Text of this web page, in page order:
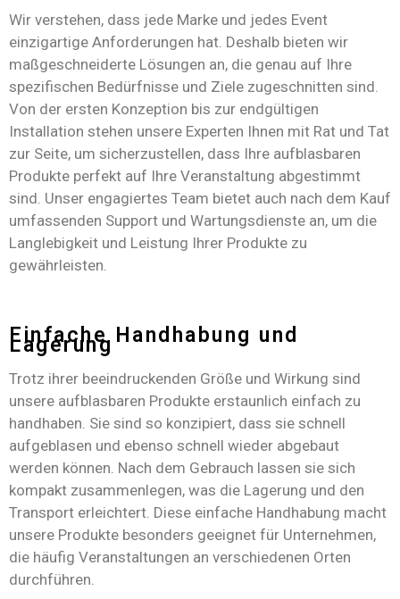
Wir verstehen, dass jede Marke und jedes Event
einzigartige Anforderungen hat. Deshalb bieten wir
maßgeschneiderte Lösungen an, die genau auf Ihre
spezifischen Bedürfnisse und Ziele zugeschnitten sind.
Von der ersten Konzeption bis zur endgültigen
Installation stehen unsere Experten Ihnen mit Rat und Tat
zur Seite, um sicherzustellen, dass Ihre aufblasbaren
Produkte perfekt auf Ihre Veranstaltung abgestimmt
sind. Unser engagiertes Team bietet auch nach dem Kauf
umfassenden Support und Wartungsdienste an, um die
Langlebigkeit und Leistung Ihrer Produkte zu
gewährleisten.
Einfache Handhabung und
Lagerung
Trotz ihrer beeindruckenden Größe und Wirkung sind
unsere aufblasbaren Produkte erstaunlich einfach zu
handhaben. Sie sind so konzipiert, dass sie schnell
aufgeblasen und ebenso schnell wieder abgebaut
werden können. Nach dem Gebrauch lassen sie sich
kompakt zusammenlegen, was die Lagerung und den
Transport erleichtert. Diese einfache Handhabung macht
unsere Produkte besonders geeignet für Unternehmen,
die häufig Veranstaltungen an verschiedenen Orten
durchführen.